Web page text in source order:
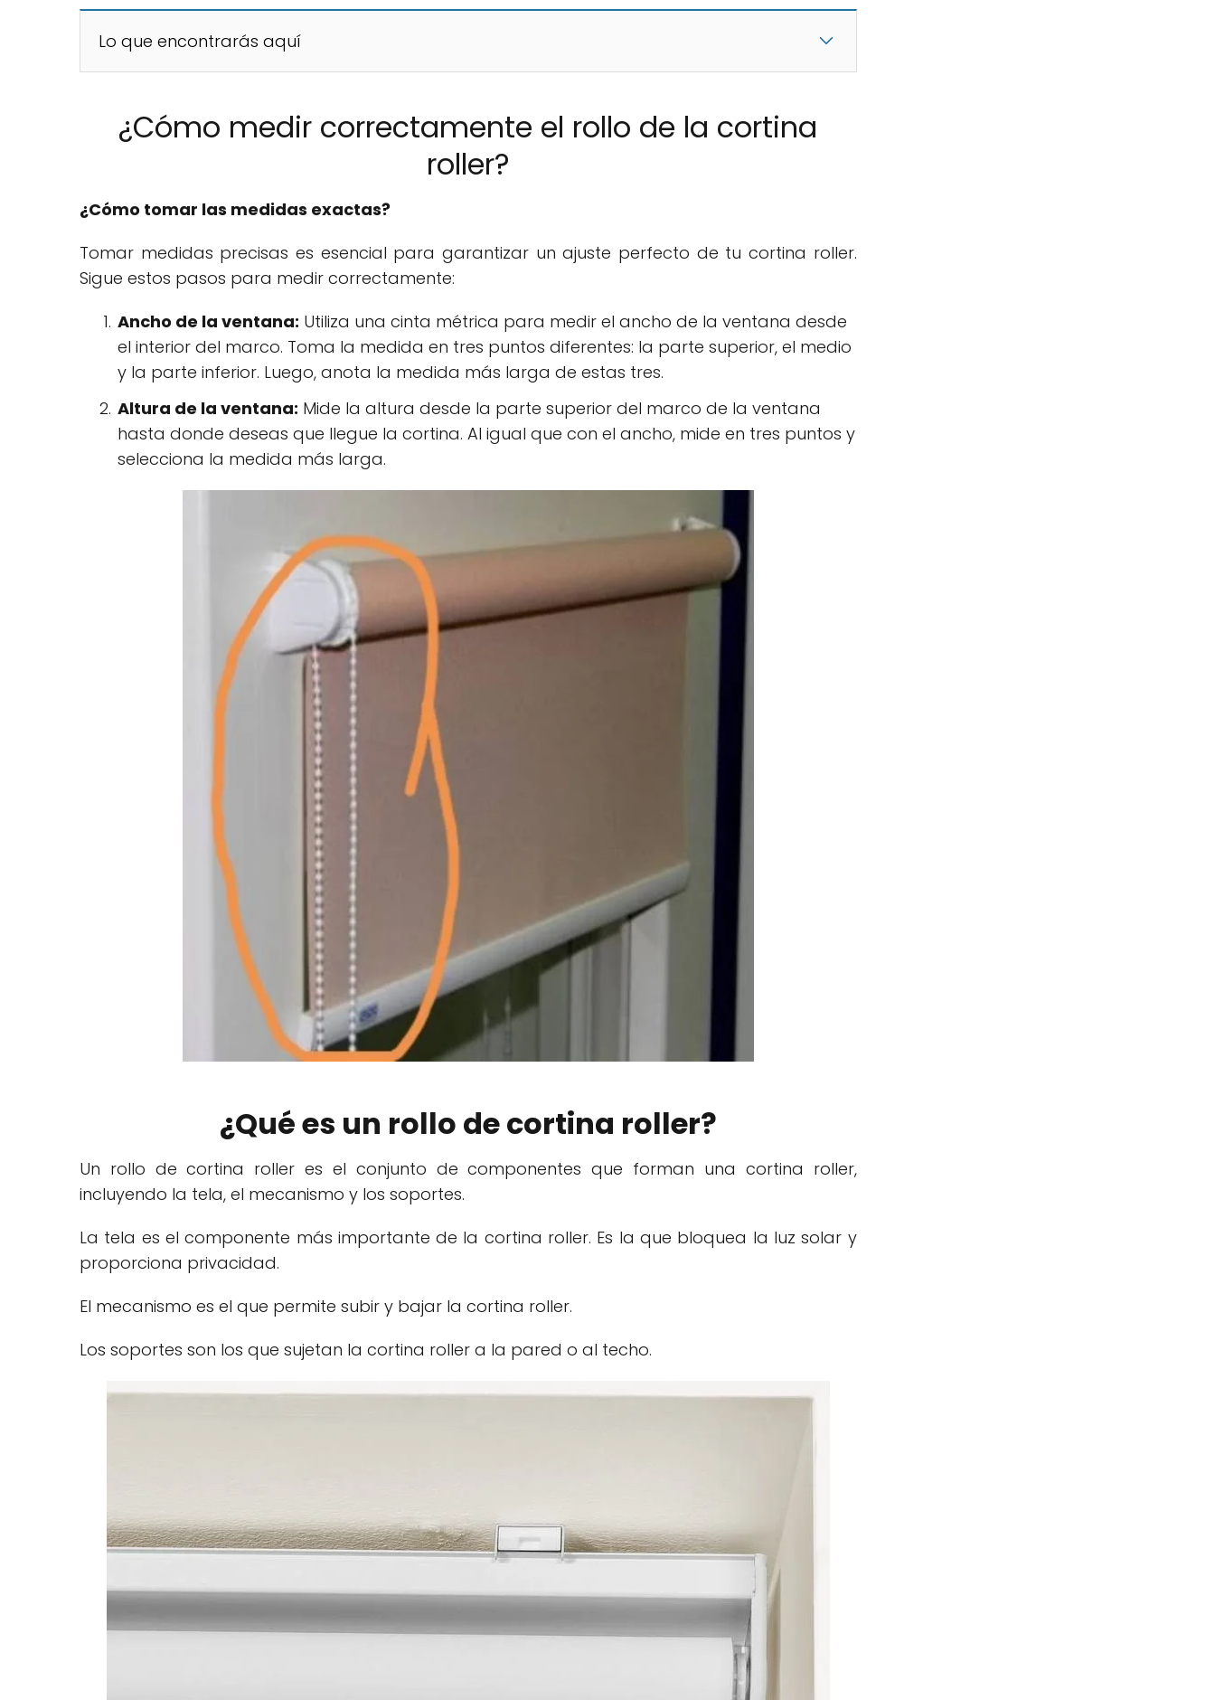
Lo que encontrarás aquí
¿Cómo medir correctamente el rollo de la cortina
roller?
¿Cómo tomar las medidas exactas?
Tomar medidas precisas es esencial para garantizar un ajuste perfecto de tu cortina roller.
Sigue estos pasos para medir correctamente:
Ancho de la ventana: Utiliza una cinta métrica para medir el ancho de la ventana desde
el interior del marco. Toma la medida en tres puntos diferentes: la parte superior, el medio
y la parte inferior. Luego, anota la medida más larga de estas tres.
Altura de la ventana: Mide la altura desde la parte superior del marco de la ventana
hasta donde deseas que llegue la cortina. Al igual que con el ancho, mide en tres puntos y
selecciona la medida más larga.
¿Qué es un rollo de cortina roller?
Un rollo de cortina roller es el conjunto de componentes que forman una cortina roller,
incluyendo la tela, el mecanismo y los soportes.
La tela es el componente más importante de la cortina roller. Es la que bloquea la luz solar y
proporciona privacidad.
El mecanismo es el que permite subir y bajar la cortina roller.
Los soportes son los que sujetan la cortina roller a la pared o al techo.